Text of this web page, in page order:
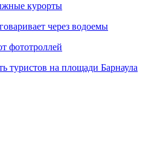
курорты
через водоемы
фототроллей
туристов на площади Барнаула